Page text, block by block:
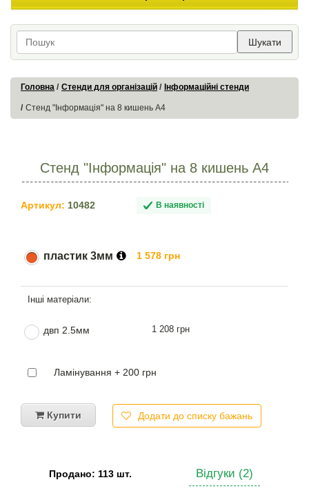
Шукати
Головна Стенди для організацій Інформаційні стенди
Стенд "Інформація" на 8 кишень А4
Стенд "Інформація" на 8 кишень А4
Артикул: 10482 В наявності
пластик 3мм 1 578 грн
двп 2.5мм 1 208 грн
Ламінування + 200 грн
Купити Додати до списку бажань
Продано: 113 шт. Відгуки (2)